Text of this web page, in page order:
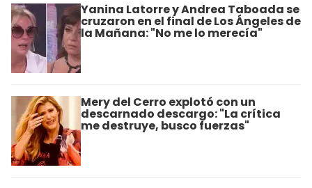
Yanina Latorre y Andrea Taboada se
cruzaron en el final de Los Ángeles de
la Mañana: "No me lo merecía"
Mery del Cerro explotó con un
descarnado descargo: "La crítica
me destruye, busco fuerzas"